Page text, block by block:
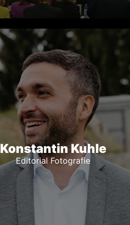
Konstantin Kuhle
Editorial Fotografie